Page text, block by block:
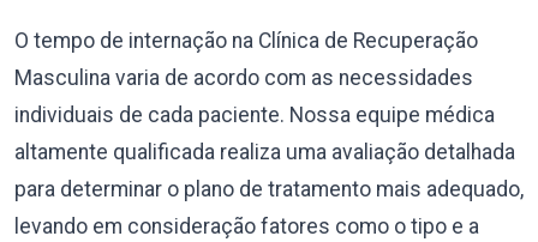
O tempo de internação na Clínica de Recuperação
Masculina varia de acordo com as necessidades
individuais de cada paciente. Nossa equipe médica
altamente qualificada realiza uma avaliação detalhada
para determinar o plano de tratamento mais adequado,
levando em consideração fatores como o tipo e a